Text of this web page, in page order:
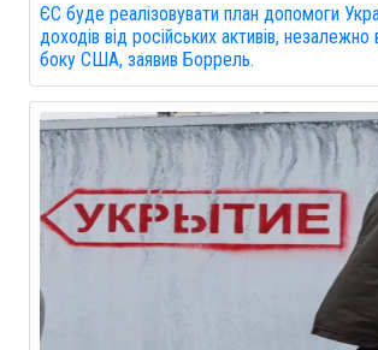
ЄС буде реалізовувати план допомоги
доходів від російських активів, незалежно
боку США, заявив Боррель.